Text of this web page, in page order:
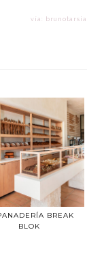
vía: brunotarsia
BREAK
BLOK